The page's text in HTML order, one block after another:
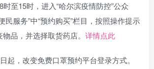
时至15时，进入“哈尔滨疫情防控”公众
民服务”中“预约购买”栏目，按照操作提示
品，并选择取货药店。 详情点此
起，改变免费口罩预约平台登录方式。